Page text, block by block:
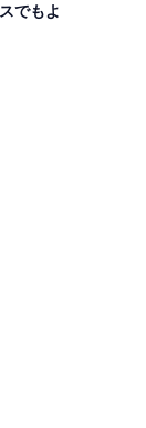
でもよ